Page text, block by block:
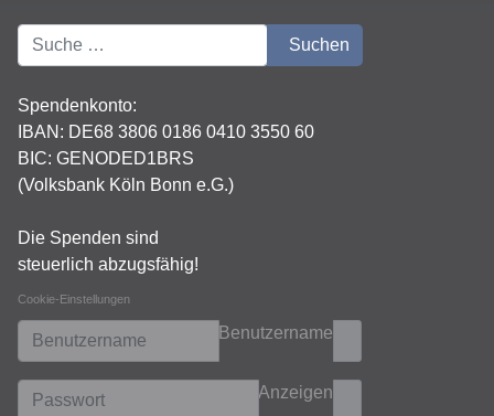
Suchen Suchen
Spendenkonto:
IBAN: DE68 3806 0186 0410 3550 60
BIC: GENODED1BRS
(Volksbank Köln Bonn e.G.)
Die Spenden sind
steuerlich abzugsfähig!
Cookie-Einstellungen
Benutzername
Anzeigen